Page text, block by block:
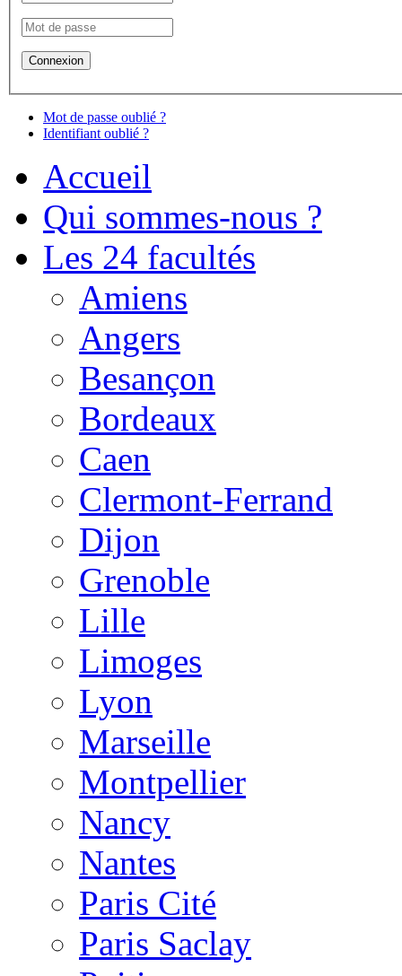
Mot de passe oublié ?
Identifiant oublié ?
Accueil
Qui sommes-nous ?
Les 24 facultés
Amiens
Angers
Besançon
Bordeaux
Caen
Clermont-Ferrand
Dijon
Grenoble
Lille
Limoges
Lyon
Marseille
Montpellier
Nancy
Nantes
Paris Cité
Paris Saclay